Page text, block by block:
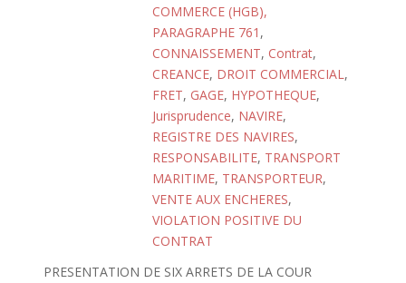
COMMERCE (HGB),
PARAGRAPHE 761 ,
CONNAISSEMENT, Contrat,
CREANCE, DROIT COMMERCIAL,
FRET, GAGE, HYPOTHEQUE,
Jurisprudence, NAVIRE,
REGISTRE DES NAVIRES,
RESPONSABILITE, TRANSPORT
MARITIME, TRANSPORTEUR,
VENTE AUX ENCHERES,
VIOLATION POSITIVE DU
CONTRAT
PRESENTATION DE SIX ARRETS DE LA COUR